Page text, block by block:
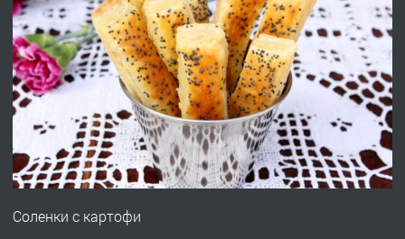
преди 1 година
ПРЕДЛАГА
Първи поход "По стъпките на Ангел
Войвода"
преди 1 година
ПРЕДЛАГА
Монтажник на малки детайли за
Соленки с картофи